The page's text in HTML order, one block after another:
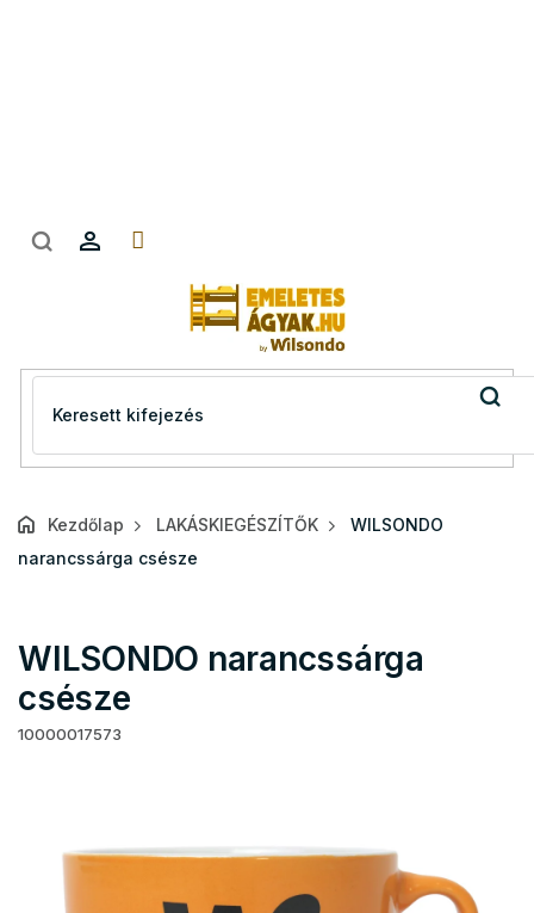
Kezdőlap LAKÁSKIEGÉSZÍTŐK
WILSONDO
narancssárga csésze
WILSONDO narancssárga
csésze
10000017573